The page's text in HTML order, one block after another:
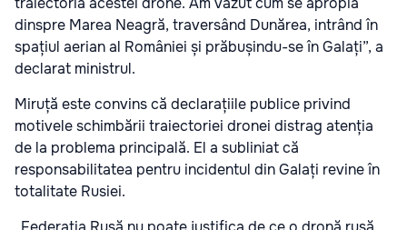
dinspre Marea Neagră, traversând Dunărea, intrând în
spațiul aerian al României și prăbușindu-se în Galați”, a
declarat ministrul.
Miruță este convins că declarațiile publice privind
motivele schimbării traiectoriei dronei distrag atenția
de la problema principală. El a subliniat că
responsabilitatea pentru incidentul din Galați revine în
totalitate Rusiei.